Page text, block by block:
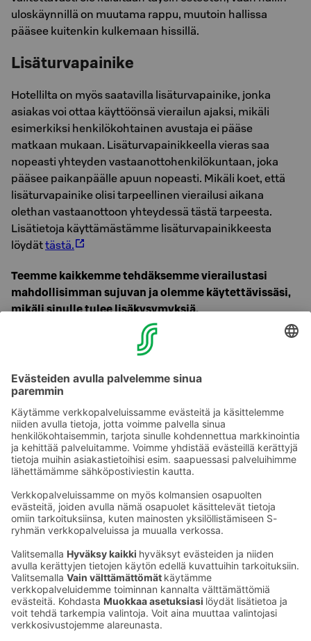
uloskäynnillä on muutama rappu, muutoin hallissa
pääsee kuitenkin kulkemaan hissillä.
Lisäturvapainike
Hotellilta on myös saatavilla lisäturvapainike, jonka
asiakas voi ottaa käyttöönsä vierailun ajaksi, mikäli
esimerkiksi henkilökohtainen avustaja ei pääse
matkaan mukaan. Lisäturvapainikkeella vieras saa
nopeasti yhteyden vastaanottohenkilökuntaan, joka
pääsee paikanpäälle apuun nopeasti. Mikäli koet, että
lisäturvapainike olisi tarpeellinen vierailusi aikana
olethan vastaanottoon yhteydessä tästä tarpeesta.
Lisätietoja käyttämästämme lisäturvapainikkeesta
löydättästä.
Teemme kaikkemme tehdäksemme vierailustasi
mahdollisimman sujuvan ja olemme käytettävissäsi,
mikäli sinulle tulee lisäkysymyksiä.
0300 870 040, ma-pe klo 8.00-16.30 tai osoitteesta
Puhelun hinta
Ota yhteyttä
Hotellien yhteystiedot
Asiakaspalvelun yhteystiedot›
Palaute
Anna palautetta
Sokos Hotels uutiskirje
Tilaa uutiskirje
Saat Sokos Hotellien uusimmat
edut ja uutiset sähköpostiisi
kuukausittain.
Palkinnot ja sertifikaatit
Sokos Hotels somessa
Sokos Hotels
Facebookissa
Sokos Hotels
Sokos
Hotels
Sokos
Hotels